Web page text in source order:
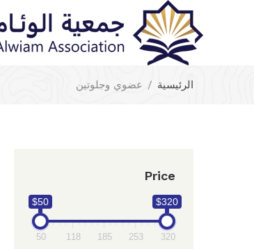
الرئيسية عضوي وجلوتين
Price
$50 $320
50 118 185 253 320